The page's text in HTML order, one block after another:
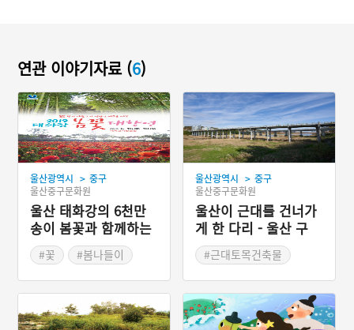
연관 이야기자료 (6)
울산광역시 > 중구
울산중구문화원
울산 태화강의 6천만
송이 봄꽃과 함께하는
생태축제 '태화강 봄꽃
대향연'
#꽃
#봄나들이
울산광역시 > 중구
울산중구문화원
울산이 근대를 건너가
게 한 다리 - 울산 구
삼호교
#근대토목건축물